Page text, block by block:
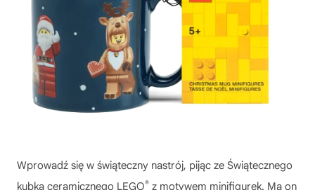
Wprowadź się w świąteczny nastrój, pijąc ze Świątecznego
kubka ceramicznego LEGO® z motywem minifigurek. Ma on